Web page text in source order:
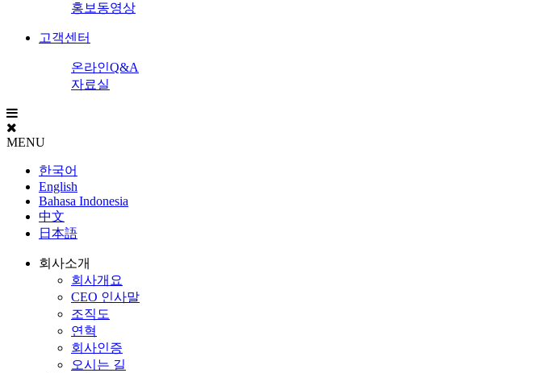
홍보동영상
고객센터
온라인Q&A
자료실
MENU
한국어
English
Bahasa Indonesia
中文
日本語
회사소개
회사개요
CEO 인사말
조직도
연혁
회사인증
오시는 길